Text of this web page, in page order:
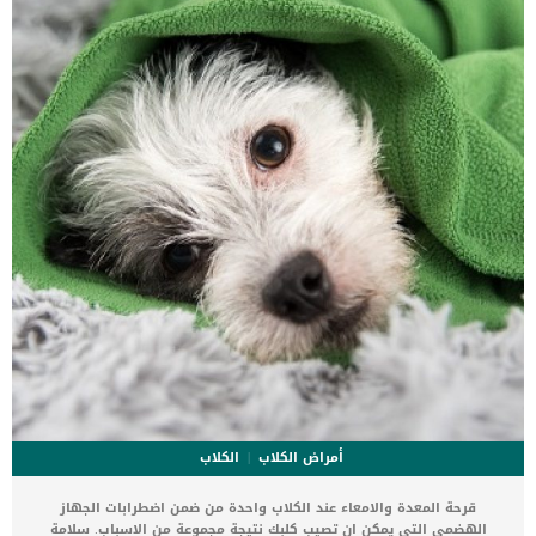
طريق عنق الرحم، حيث انه البوابة للرحم. بالطبع فأن عنق الرحم مغلق
دائما أثناء الدورة الشهرية للكلاب. لكن بعد انتهاء دورة الحيض، يفتح عنق
الرحم ليسمح […]
أمراض الكلاب
الكلاب
قرحة المعدة والامعاء عند الكلاب واحدة من ضمن اضطرابات الجهاز
الهضمى التى يمكن ان تصيب كلبك نتيجة مجموعة من الاسباب. سلامة